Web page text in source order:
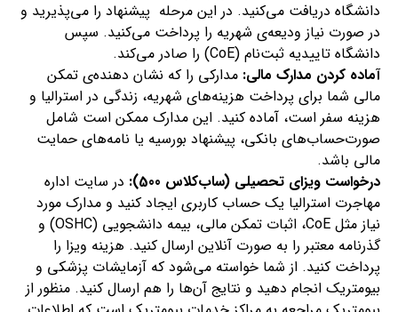
دانشگاه دریافت می‌کنید. در این مرحله پیشنهاد را می‌پذیرید و
در صورت نیاز ودیعه‌ی شهریه را پرداخت می‌کنید. سپس
دانشگاه تاییدیه ثبت‌نام (CoE) را صادر می‌کند.
آماده کردن مدارک مالی: مدارکی را که نشان دهنده‌ی تمکن
مالی شما برای پرداخت هزینه‌های شهریه، زندگی در استرالیا و
هزینه سفر است، آماده کنید. این مدارک ممکن است شامل
صورت‌حساب‌های بانکی، پیشنهاد بورسیه یا نامه‌های حمایت
مالی باشد.
درخواست ویزای تحصیلی (ساب‌کلاس 500):
در سایت اداره
مهاجرت استرالیا یک حساب کاربری ایجاد کنید و مدارک مورد
نیاز مثل CoE، اثبات تمکن مالی، بیمه دانشجویی (OSHC) و
گذرنامه معتبر را به صورت آنلاین ارسال کنید. هزینه ویزا را
پرداخت کنید. از شما خواسته می‌شود که آزمایشات پزشکی و
بیومتریک انجام دهید و نتایج آن‌ها را هم ارسال کنید. منظور از